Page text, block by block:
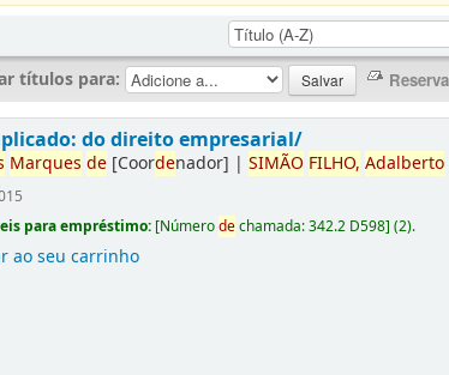
títulos para:
do direito empresarial/
Marques de [Coordenador] |SIMÃO FILHO, Adalberto
para empréstimo: [Númerodechamada:342.2 D598](2).
ao seu carrinho